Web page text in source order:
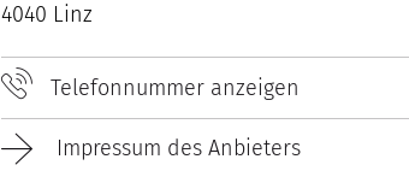
4040 Linz
Telefonnummer anzeigen
Impressum des Anbieters